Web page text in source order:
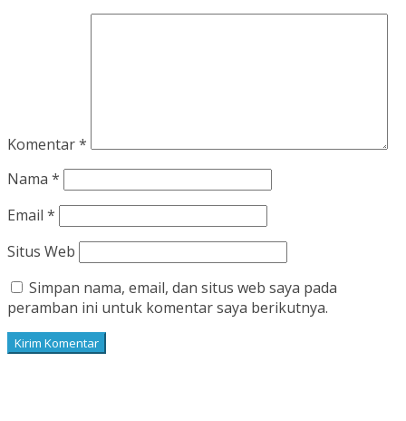
Komentar*
Nama *
Email *
Situs Web
Simpan nama, email, dan situs web saya pada
peramban ini untuk komentar saya berikutnya.